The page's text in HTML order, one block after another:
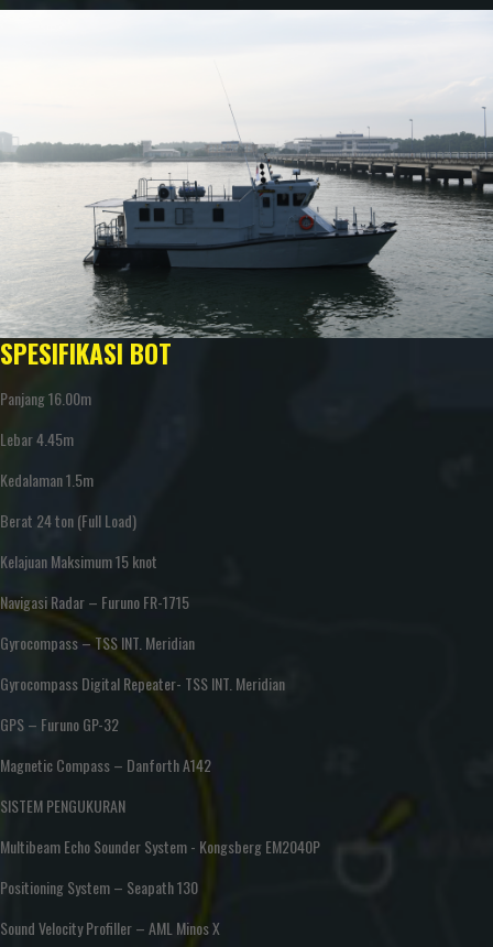
SPESIFIKASI BOT
Panjang 16.00m
Lebar 4.45m
Kedalaman 1.5m
Berat 24 ton (Full Load)
Kelajuan Maksimum 15 knot
Navigasi Radar – Furuno FR-1715
Gyrocompass – TSS INT. Meridian
Gyrocompass Digital Repeater- TSS INT. Meridian
GPS – Furuno GP-32
Magnetic Compass – Danforth A142
SISTEM PENGUKURAN
Multibeam Echo Sounder System - Kongsberg EM2040P
Positioning System – Seapath 130
Sound Velocity Profiller – AML Minos X